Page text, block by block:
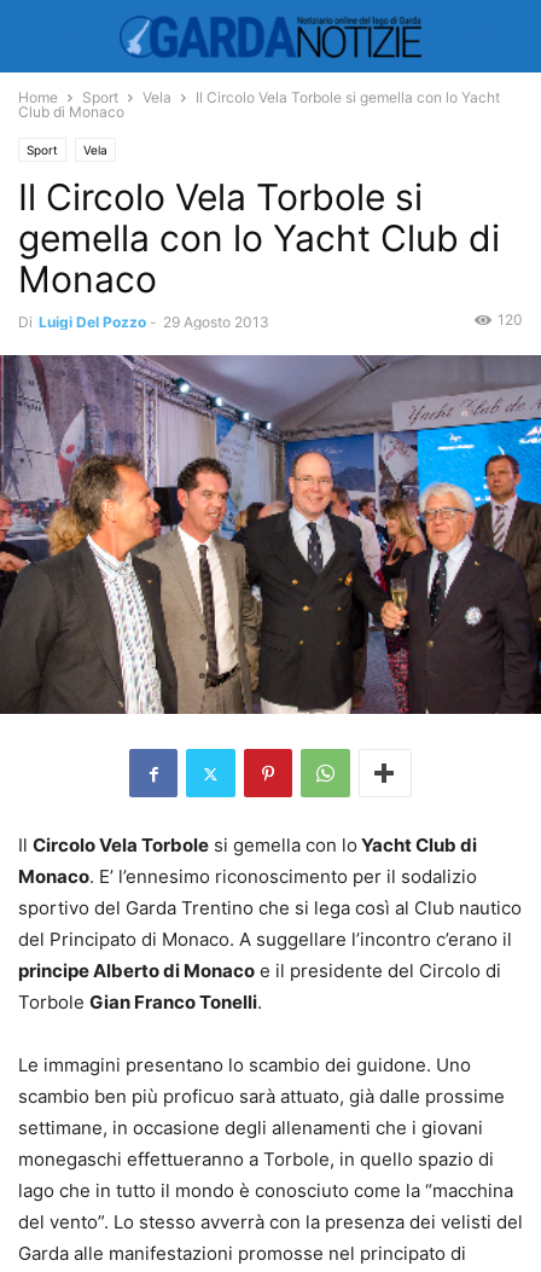
Home Sport Vela
Il Circolo Vela Torbole si gemella con lo Yacht
Club di Monaco
Sport Vela
Il Circolo Vela Torbole si
gemella con lo Yacht Club di
Monaco
Di Luigi Del Pozzo - 29 Agosto 2013 120
Il Circolo Vela Torbole si gemella con lo Yacht Club di
Monaco. E’ l’ennesimo riconoscimento per il sodalizio
sportivo del Garda Trentino che si lega così al Club nautico
del Principato di Monaco. A suggellare l’incontro c’erano il
principe Alberto di Monaco e il presidente del Circolo di
Torbole Gian Franco Tonelli.
Le immagini presentano lo scambio dei guidone. Uno
scambio ben più proficuo sarà attuato, già dalle prossime
settimane, in occasione degli allenamenti che i giovani
monegaschi effettueranno a Torbole, in quello spazio di
lago che in tutto il mondo è conosciuto come la “macchina
del vento”. Lo stesso avverrà con la presenza dei velisti del
Garda alle manifestazioni promosse nel principato di